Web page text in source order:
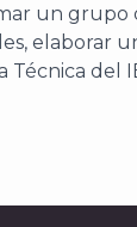
un grupo
elaborar
del